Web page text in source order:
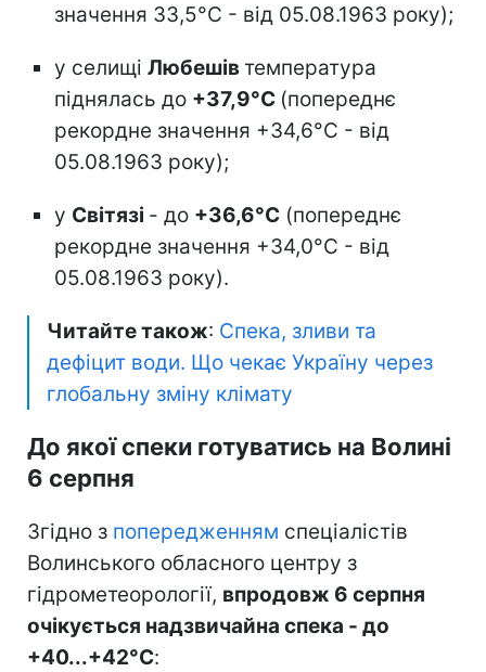
значення 33,5°С - від 05.08.1963 року);
у селищі Любешівтемпература
піднялась до +37,9°С (попереднє
рекордне значення +34,6°С - від
05.08.1963 року);
у Світязі - до +36,6°С (попереднє
рекордне значення +34,0°С - від
05.08.1963 року).
Читайте також: Спека, зливи та
дефіцит води. Що чекає Україну через
глобальну зміну клімату
До якої спеки готуватись на Волині
6 серпня
Згідно з попередженням спеціалістів
Волинського обласного центру з
гідрометеорології, впродовж 6 серпня
очікується надзвичайна спека - до
+40...+42°С: